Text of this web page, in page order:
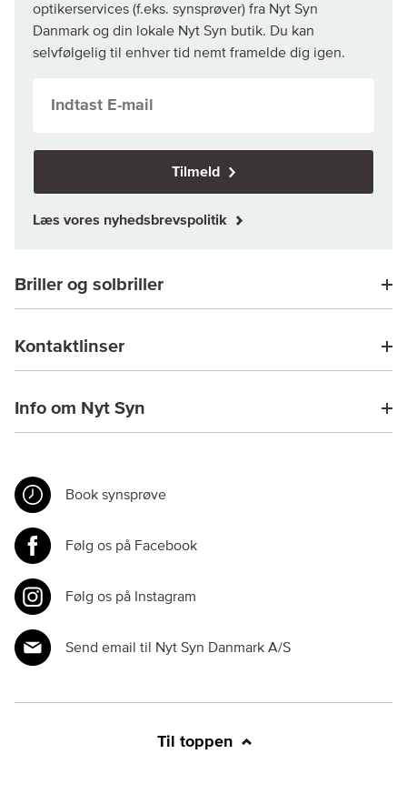
optikerservices (f.eks. synsprøver) fra Nyt Syn
Danmark og din lokale Nyt Syn butik. Du kan
selvfølgelig til enhver tid nemt framelde dig igen.
Tilmeld
Læs vores nyhedsbrevspolitik
Briller og solbriller
Kontaktlinser
Info om Nyt Syn
Book synsprøve
Følg os på Facebook
Følg os på Instagram
Send email til Nyt Syn Danmark A/S
Til toppen